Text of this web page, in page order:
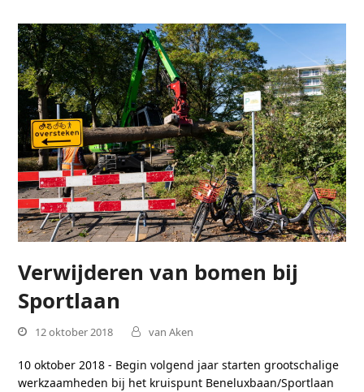
Verwijderen van bomen bij
Sportlaan
12 oktober 2018 van Aken
10 oktober 2018 - Begin volgend jaar starten grootschalige
werkzaamheden bij het kruispunt Beneluxbaan/Sportlaan